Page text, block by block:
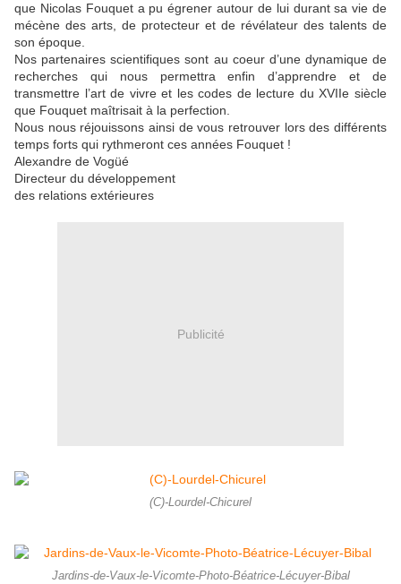
que Nicolas Fouquet a pu égrener autour de lui durant sa vie de
mécène des arts, de protecteur et de révélateur des talents de
son époque.
Nos partenaires scientifiques sont au coeur d’une dynamique de
recherches qui nous permettra enfin d’apprendre et de
transmettre l’art de vivre et les codes de lecture du XVIIe siècle
que Fouquet maîtrisait à la perfection.
Nous nous réjouissons ainsi de vous retrouver lors des différents
temps forts qui rythmeront ces années Fouquet !
Alexandre de Vogüé
Directeur du développement
des relations extérieures
Publicité
(C)-Lourdel-Chicurel
Jardins-de-Vaux-le-Vicomte-Photo-Béatrice-Lécuyer-Bibal